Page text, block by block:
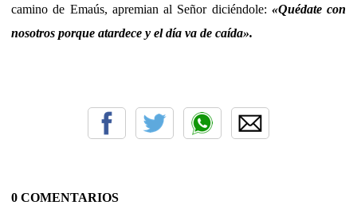
camino de Emaús, apremian al Señor diciéndole: «Quédate con
nosotros porque atardece y el día va de caída».
0 COMENTARIOS